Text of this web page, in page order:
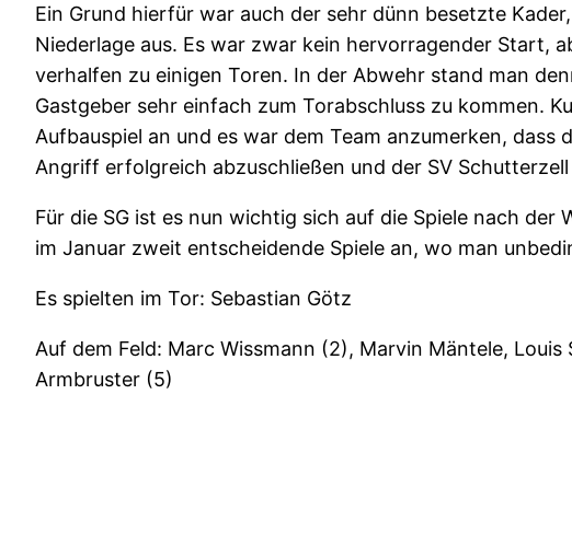
Ein Grund hierfür war auch der sehr dünn besetzte
Niederlage aus. Es war zwar kein hervorragender Start,
verhalfen zu einigen Toren. In der Abwehr stand man
Gastgeber sehr einfach zum Torabschluss zu kommen.
Aufbauspiel an und es war dem Team anzumerken,
Angriff erfolgreich abzuschließen und der SV
Für die SG ist es nun wichtig sich auf die Spiele nach
im Januar zweit entscheidende Spiele an, wo man
Es spielten im Tor: Sebastian Götz
Auf dem Feld: Marc Wissmann (2), Marvin Mäntele,
Armbruster (5)